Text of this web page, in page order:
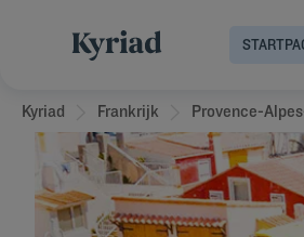
Kyriad Frankrijk Provence-